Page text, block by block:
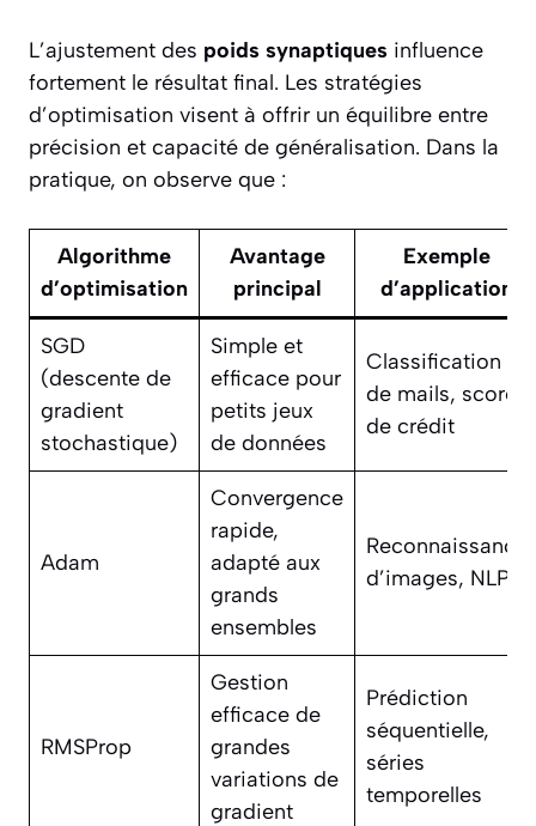
L’ajustement des poids synaptiques influence
fortement le résultat final. Les stratégies
d’optimisation visent à offrir un équilibre entre
précision et capacité de généralisation. Dans la
pratique, on observe que :
Algorithme
d’optimisation
Avantage
principal
Exemple
d’application
SGD
(descente de
gradient
stochastique)
Simple et
efficace pour
petits jeux
de données
Classification
de mails, score
de crédit
Adam
Convergence
rapide,
adapté aux
grands
ensembles
Reconnaissance
d’images, NLP
RMSProp
Gestion
efficace de
grandes
variations de
gradient
Prédiction
séquentielle,
séries
temporelles